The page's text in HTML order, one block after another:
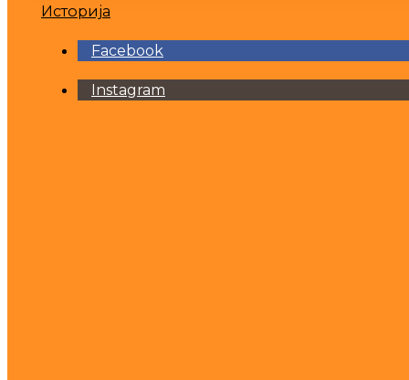
Историја
Facebook
Instagram